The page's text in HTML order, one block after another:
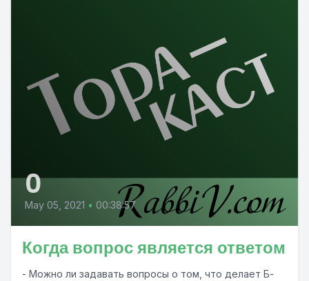
0
May 05, 2021 • 00:38:57
Когда вопрос является ответом
- Можно ли задавать вопросы о том, что делает Б-